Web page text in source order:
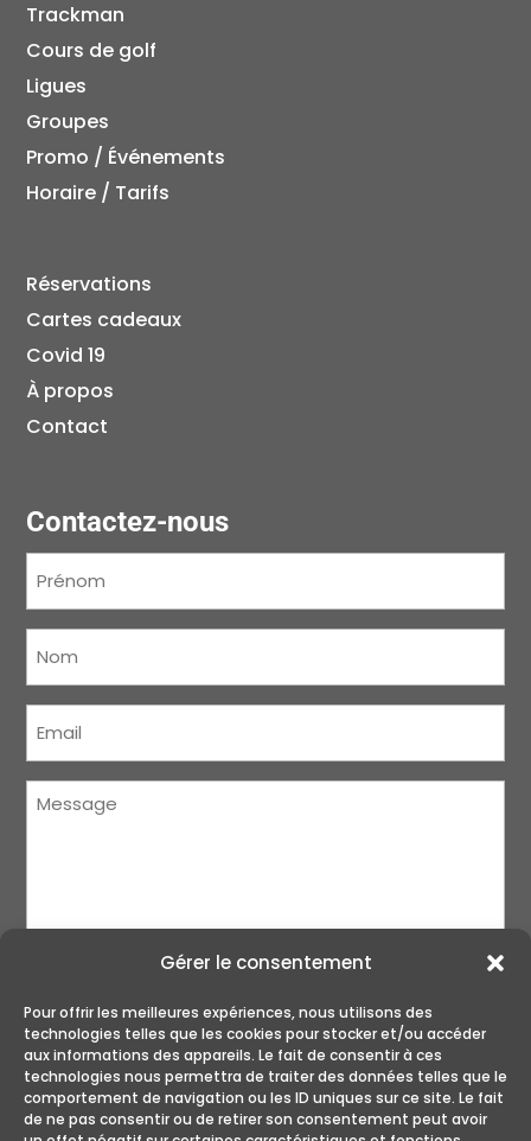
Gérer le consentement
Pour offrir les meilleures expériences, nous utilisons des
technologies telles que les cookies pour stocker et/ou accéder
aux informations des appareils. Le fait de consentir à ces
technologies nous permettra de traiter des données telles que le
comportement de navigation ou les ID uniques sur ce site. Le fait
de ne pas consentir ou de retirer son consentement peut avoir
Trackman
Cours de golf
Ligues
Groupes
Promo / Événements
Horaire / Tarifs
Réservations
Cartes cadeaux
Covid 19
À propos
Contact
Contactez-nous
Message
ENVOYER